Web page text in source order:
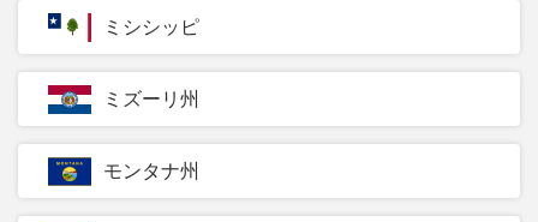
ミシシッピ
ミズーリ州
モンタナ州